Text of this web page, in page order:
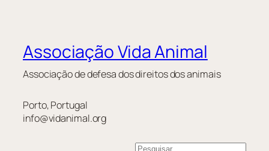
Associação Vida Animal
Associação de defesa dos direitos dos animais
Porto, Portugal
info@vidanimal.org